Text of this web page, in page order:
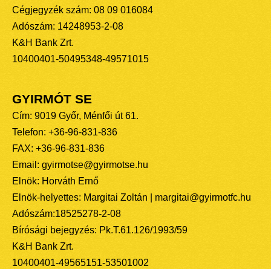
Cégjegyzék szám: 08 09 016084
Adószám: 14248953-2-08
K&H Bank Zrt.
10400401-50495348-49571015
GYIRMÓT SE
Cím: 9019 Győr, Ménfői út 61.
Telefon: +36-96-831-836
FAX: +36-96-831-836
Email: gyirmotse@gyirmotse.hu
Elnök: Horváth Ernő
Elnök-helyettes: Margitai Zoltán | margitai@gyirmotfc.hu
Adószám:18525278-2-08
Bírósági bejegyzés: Pk.T.61.126/1993/59
K&H Bank Zrt.
10400401-49565151-53501002